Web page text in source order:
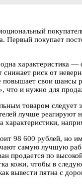
Первый покупает
характеристика —
снижает риск от
повышает свои шансы
что и нужно для
товаром следует
лучше реагируют
характеристики,
98 600 рублей, но
самую лучшую
продается по
кожи, чтобы в
вывести пятна с